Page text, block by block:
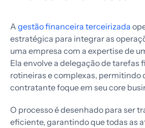
A gestão financeira terceirizada
estratégica para integrar as
uma empresa com a expertise de
Ela envolve a delegação de tarefas
rotineiras e complexas, permitindo
contratante foque em seu core
O processo é desenhado para ser
eficiente, garantindo que todas as